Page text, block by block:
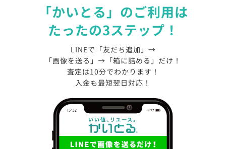
「かいとる」のご利用は
たったの3ステップ！
LINEで「友だち追加」→
「画像を送る」→「箱に詰める」だけ！
査定は10分でわかります！
入金も最短翌日対応！